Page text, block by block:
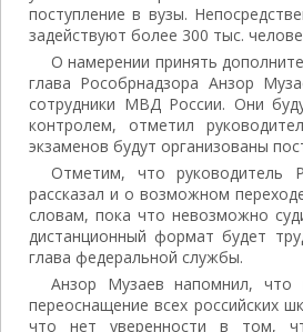
поступление в вузы.
задействуют более 300 тыс.
О намерении принять
глава Рособрнадзора Анзор
сотрудники МВД России. Они
контролем, отметил
экзаменов будут организованы
Отметим, что руководитель
рассказал и о возможном
словам, пока что невозможно
дистанционный формат будет
глава федеральной службы.
Анзор Музаев напомнил, что
переоснащение всех российских
что нет уверенности в том,